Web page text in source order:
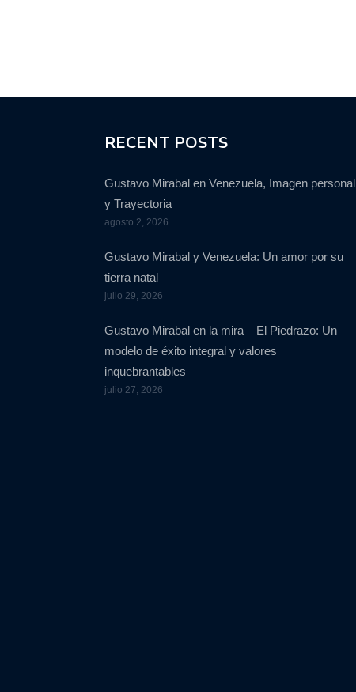
RECENT POSTS
Gustavo Mirabal en Venezuela, Imagen personal
y Trayectoria
agosto 2, 2026
Gustavo Mirabal y Venezuela: Un amor por su
tierra natal
julio 29, 2026
Gustavo Mirabal en la mira – El Piedrazo: Un
modelo de éxito integral y valores
inquebrantables
julio 27, 2026